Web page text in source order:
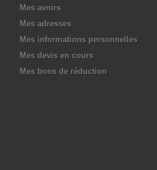
Mes avoirs
Mes adresses
Mes informations personnelles
Mes devis en cours
Mes bons de réduction